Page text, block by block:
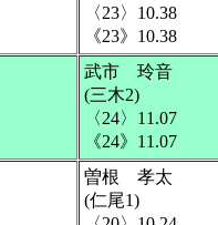
〈23〉10.38
《23》10.38
武市 玲音
(三木2)
〈24〉11.07
《24》11.07
曽根 孝太
(仁尾1)